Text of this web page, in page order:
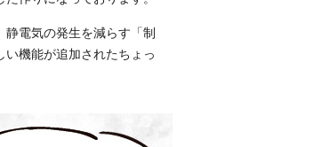
静電気の発生を減らす「制
機能が追加されたちょっ